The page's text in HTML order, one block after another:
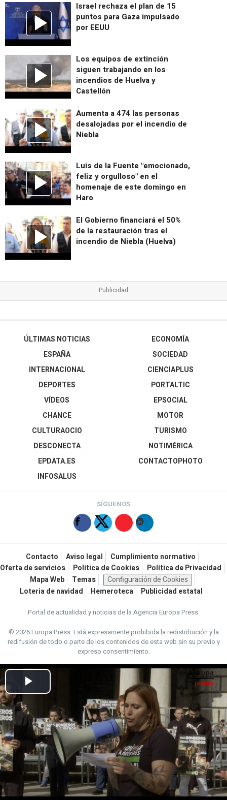
Israel rechaza el plan de 15
puntos para Gaza impulsado
por EEUU
Los equipos de extinción
siguen trabajando en los
incendios de Huelva y
Castellón
Aumenta a 474 las personas
desalojadas por el incendio de
Niebla
Luis de la Fuente "emocionado,
feliz y orgulloso" en el
homenaje de este domingo en
Haro
El Gobierno financiará el 50%
de la restauración tras el
incendio de Niebla (Huelva)
ÚLTIMAS NOTICIAS
ESPAÑA
INTERNACIONAL
DEPORTES
VÍDEOS
ECONOMÍA
SOCIEDAD
CIENCIAPLUS
PORTALTIC
EPSOCIAL
CHANCE
CULTURAOCIO
DESCONECTA
EPDATA.ES
INFOSALUS
MOTOR
TURISMO
NOTIMÉRICA
CONTACTOPHOTO
SÍGUENOS
Contacto Aviso legal
Cumplimiento normativo
Oferta de servicios
Política de Cookies
Política de Privacidad
Mapa Web
Temas
Configuración de Cookies
Loteria de navidad
Hemeroteca Publicidad estatal
Portal de actualidad y noticias de la Agencia Europa Press.
© 2026 Europa Press.Está expresamente prohibida la redistribución y la
redifusión de todo o parte de los contenidos de esta web sin su previo y
expreso consentimiento.